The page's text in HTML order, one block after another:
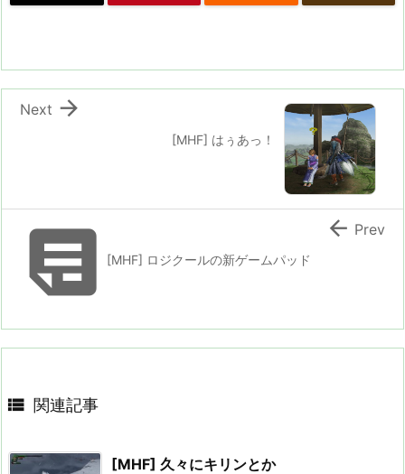
[MHF] はぅあっ！

Next
[MHF] ロジクールの新ゲームパッド
 Prev
 関連記事
[MHF] 久々にキリンとか